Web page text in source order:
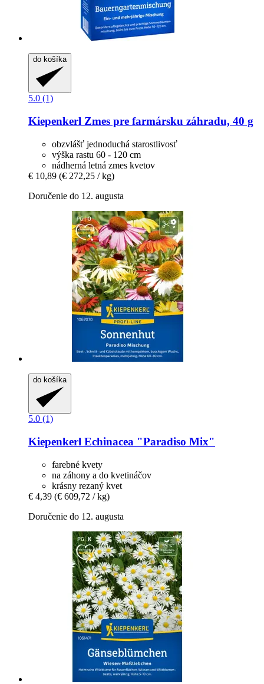
do košíka
5.0 (1)
Kiepenkerl Zmes pre farmársku záhradu, 40 g
obzvlášť jednoduchá starostlivosť
výška rastu 60 - 120 cm
nádherná letná zmes kvetov
€ 10,89 (€ 272,25 / kg)
Doručenie do 12. augusta
do košíka
5.0 (1)
Kiepenkerl Echinacea "Paradiso Mix"
farebné kvety
na záhony a do kvetináčov
krásny rezaný kvet
€ 4,39 (€ 609,72 / kg)
Doručenie do 12. augusta